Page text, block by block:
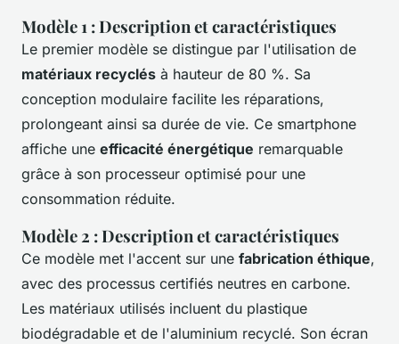
Modèle 1 : Description et caractéristiques
Le premier modèle se distingue par l'utilisation de
matériaux recyclés à hauteur de 80 %. Sa
conception modulaire facilite les réparations,
prolongeant ainsi sa durée de vie. Ce smartphone
affiche une efficacité énergétique remarquable
grâce à son processeur optimisé pour une
consommation réduite.
Modèle 2 : Description et caractéristiques
Ce modèle met l'accent sur une fabrication éthique,
avec des processus certifiés neutres en carbone.
Les matériaux utilisés incluent du plastique
biodégradable et de l'aluminium recyclé. Son écran